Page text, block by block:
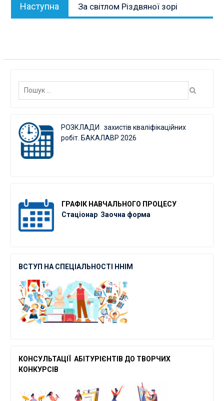
Наступна
публікація:
За світлом Різдвяної зорі
Пошук:
РОЗКЛАДИ захистів кваліфікаційних
робіт. БАКАЛАВР 2026
ГРАФІК НАВЧАЛЬНОГО ПРОЦЕСУ
Стаціонар Заочна форма
ВСТУП НА СПЕЦІАЛЬНОСТІ ННІМ
КОНСУЛЬТАЦІЇ АБІТУРІЄНТІВ ДО ТВОРЧИХ
КОНКУРСІВ